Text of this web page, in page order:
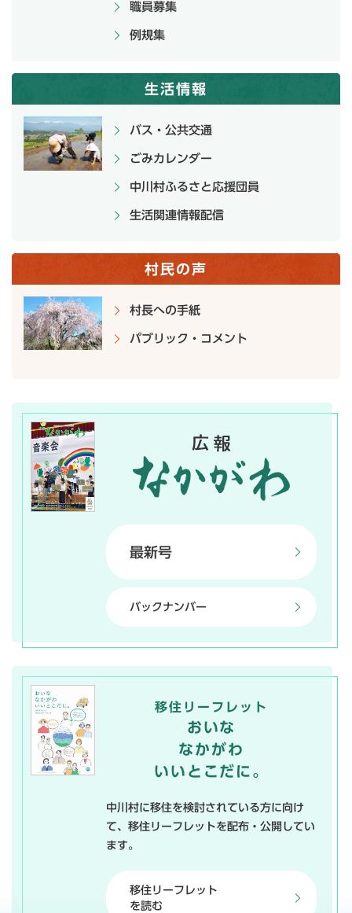
職員募集
例規集
生活情報
バス・公共交通
ごみカレンダー
中川村ふるさと応援団員
生活関連情報配信
村民の声
村長への手紙
パブリック・コメント
最新号
バックナンバー
移住リーフレット
おいな
なかがわ
いいとこだに。
中川村に移住を検討されている方に向け
て、移住リーフレットを配布・公開してい
ます。
移住リーフレット
を読む